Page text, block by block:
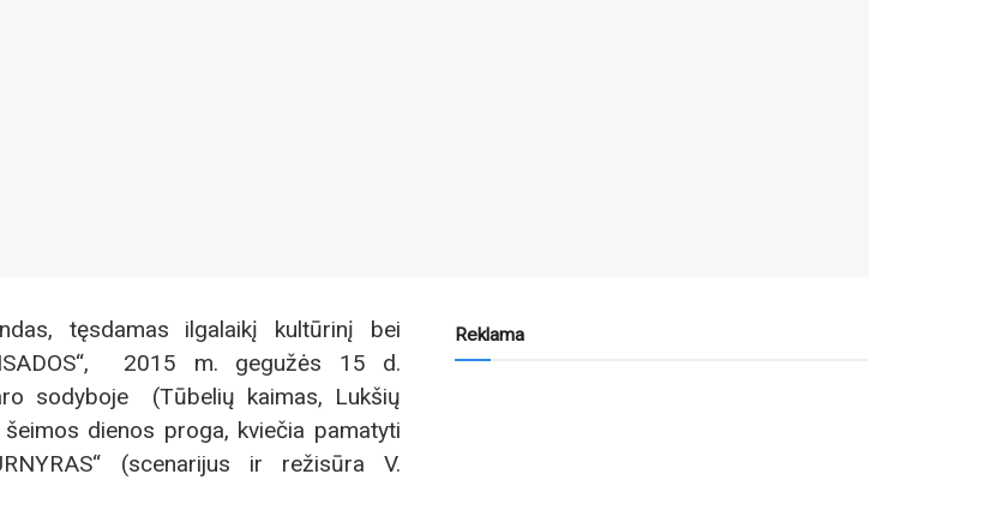
tęsdamas ilgalaikį kultūrinį bei
2015 m. gegužės 15 d.
(Tūbelių kaimas, Lukšių
dienos proga, kviečia pamatyti
(scenarijus ir režisūra V.
Reklama